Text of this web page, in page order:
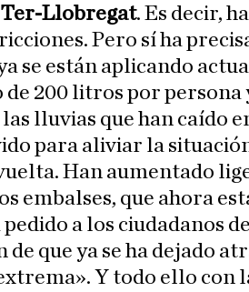
Ter-Llobregat. Es decir,
Pero sí ha
se están aplicando
200 litros por persona
lluvias que han caído
para aliviar la
Han aumentado
embalses, que ahora
pedido a los ciudadanos
de que ya se ha dejado
Y todo ello con